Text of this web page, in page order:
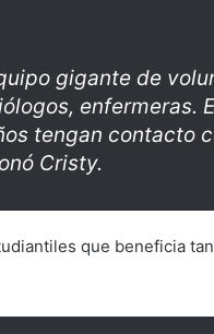
gigante de
enfermeras.
tengan contacto
Cristy.
que beneficia